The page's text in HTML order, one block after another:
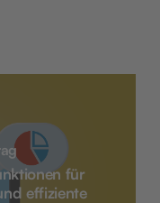
für
effiziente